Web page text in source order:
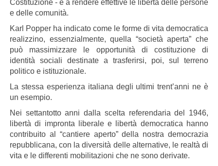
Costituzione - e a rendere effettive le libertà delle persone
e delle comunità.
Karl Popper ha indicato come le forme di vita democratica
realizzino, essenzialmente, quella “società aperta” che
può massimizzare le opportunità di costituzione di
identità sociali destinate a trasferirsi, poi, sul terreno
politico e istituzionale.
La stessa esperienza italiana degli ultimi trent’anni ne è
un esempio.
Nei settantotto anni dalla scelta referendaria del 1946,
libertà di impronta liberale e libertà democratica hanno
contribuito al “cantiere aperto” della nostra democrazia
repubblicana, con la diversità delle alternative, le realtà di
vita e le differenti mobilitazioni che ne sono derivate.